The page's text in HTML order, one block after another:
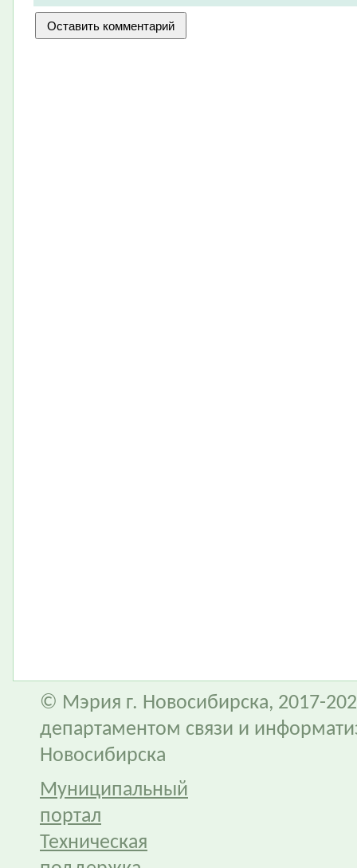
© Мэрия г. Новосибирска, 2017-
департаментом связи и
Новосибирска
Муниципальный
портал
Техническая